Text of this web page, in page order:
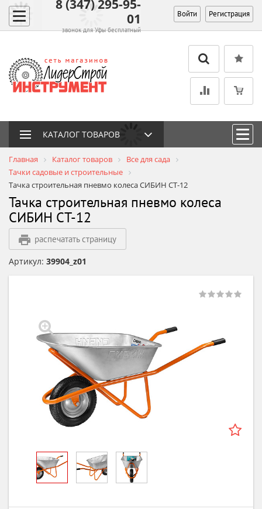
8 (347) 295-95-
01
звонок для Уфы бесплатный
Войти Регистрация
КАТАЛОГ ТОВАРОВ
Главная Каталог товаров
Все для сада
Тачки садовые и строительные
Тачка строительная пневмо колеса СИБИН СТ-12
Тачка строительная пневмо колеса
СИБИН СТ-12
распечатать страницу
Артикул: 39904_z01